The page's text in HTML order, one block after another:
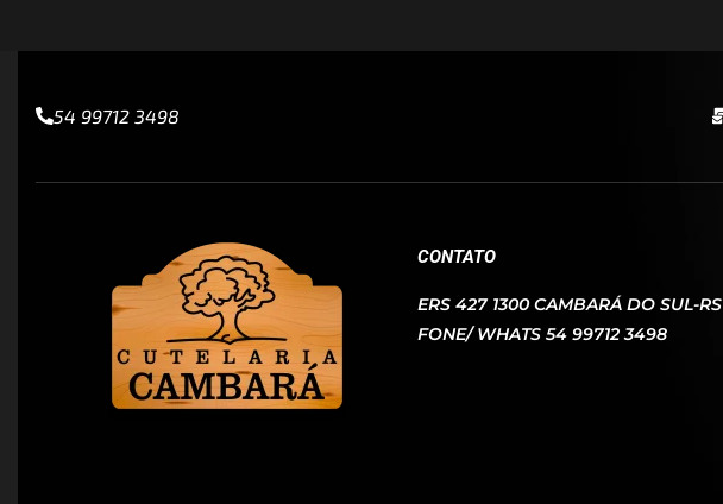
54 99712 3498
CONTATO
ERS 427 1300 CAMBARÁ DO SUL-RS
FONE/ WHATS 54 99712 3498